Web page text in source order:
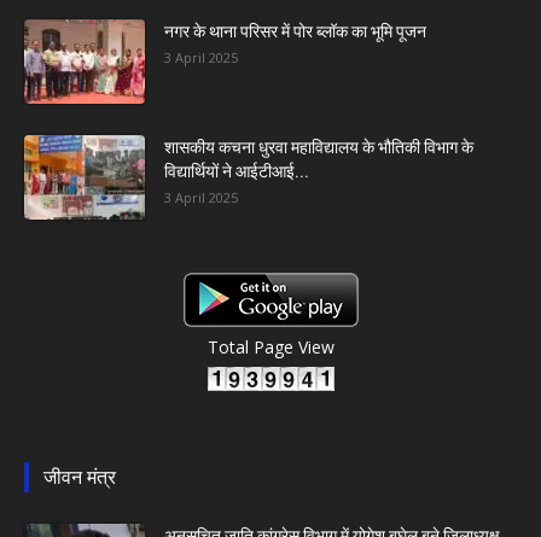
नगर के थाना परिसर में पोर ब्लॉक का भूमि पूजन
3 April 2025
शासकीय कचना धुरवा महाविद्यालय के भौतिकी विभाग के
विद्यार्थियों ने आईटीआई...
3 April 2025
Total Page View
जीवन मंत्र